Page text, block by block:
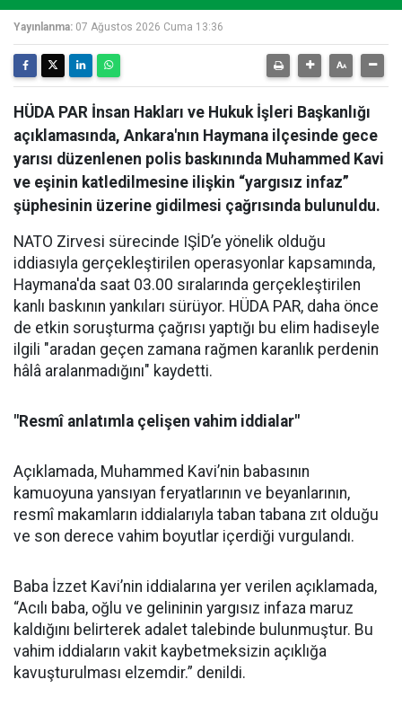
Yayınlanma: 07 Ağustos 2026 Cuma 13:36
HÜDA PAR İnsan Hakları ve Hukuk İşleri Başkanlığı
açıklamasında, Ankara'nın Haymana ilçesinde gece
yarısı düzenlenen polis baskınında Muhammed Kavi
ve eşinin katledilmesine ilişkin “yargısız infaz”
şüphesinin üzerine gidilmesi çağrısında bulunuldu.
NATO Zirvesi sürecinde IŞİD’e yönelik olduğu
iddiasıyla gerçekleştirilen operasyonlar kapsamında,
Haymana'da saat 03.00 sıralarında gerçekleştirilen
kanlı baskının yankıları sürüyor. HÜDA PAR, daha önce
de etkin soruşturma çağrısı yaptığı bu elim hadiseyle
ilgili "aradan geçen zamana rağmen karanlık perdenin
hâlâ aralanmadığını" kaydetti.
"Resmî anlatımla çelişen vahim iddialar"
Açıklamada, Muhammed Kavi’nin babasının
kamuoyuna yansıyan feryatlarının ve beyanlarının,
resmî makamların iddialarıyla taban tabana zıt olduğu
ve son derece vahim boyutlar içerdiği vurgulandı.
Baba İzzet Kavi’nin iddialarına yer verilen açıklamada,
“Acılı baba, oğlu ve gelininin yargısız infaza maruz
kaldığını belirterek adalet talebinde bulunmuştur. Bu
vahim iddiaların vakit kaybetmeksizin açıklığa
kavuşturulması elzemdir.” denildi.